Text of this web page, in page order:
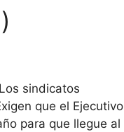
sindicatos
que el Ejecutivo
para que llegue al